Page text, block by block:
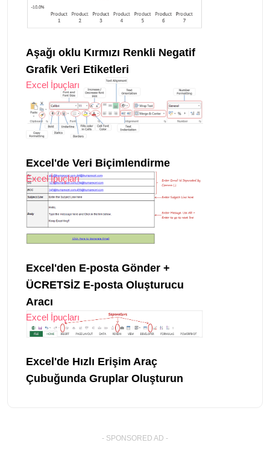
Aşağı oklu Kırmızı Renkli Negatif
Grafik Veri Etiketleri
Excel İpuçları
Excel'de Veri Biçimlendirme
Excel İpuçları
Excel'den E-posta Gönder +
ÜCRETSİZ E-posta Oluşturucu
Aracı
Excel İpuçları
Excel'de Hızlı Erişim Araç
Çubuğunda Gruplar Oluşturun
- SPONSORED AD -